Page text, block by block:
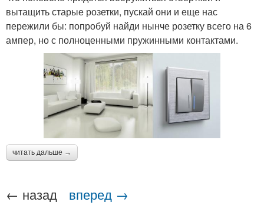
вытащить старые розетки, пускай они и еще нас
пережили бы: попробуй найди нынче розетку всего на 6
ампер, но с полноценными пружинными контактами.
читать дальше →
← назад вперед →